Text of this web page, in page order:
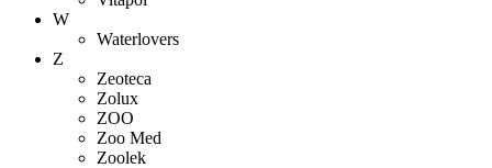
W
Waterlovers
Z
Zeoteca
Zolux
ZOO
Zoo Med
Zoolek